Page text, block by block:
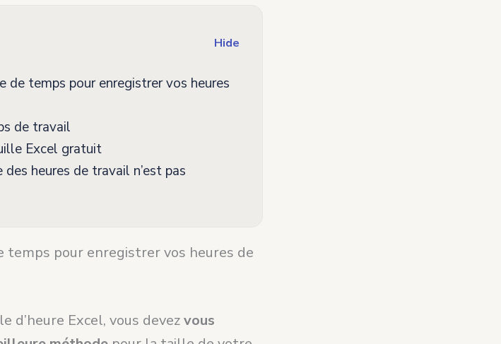
Hide
de temps pour enregistrer vos heures
de travail
Excel gratuit
heures de travail n’est pas
temps pour enregistrer vos heures de
Excel, vous devezvous